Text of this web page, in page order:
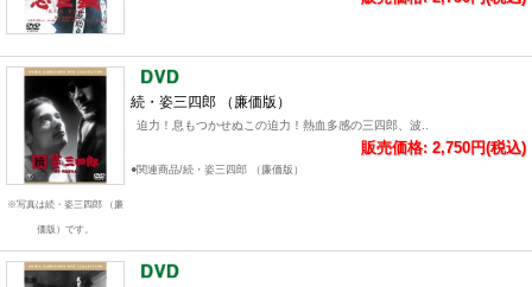
※写真は続・姿三四郎 （廉
価版）です。
続・姿三四郎 （廉価版）
迫力！息もつかせぬこの迫力！熱血多感の三四郎、波..
販売価格: 2,750円(税込)
●関連商品/続・姿三四郎 （廉価版）